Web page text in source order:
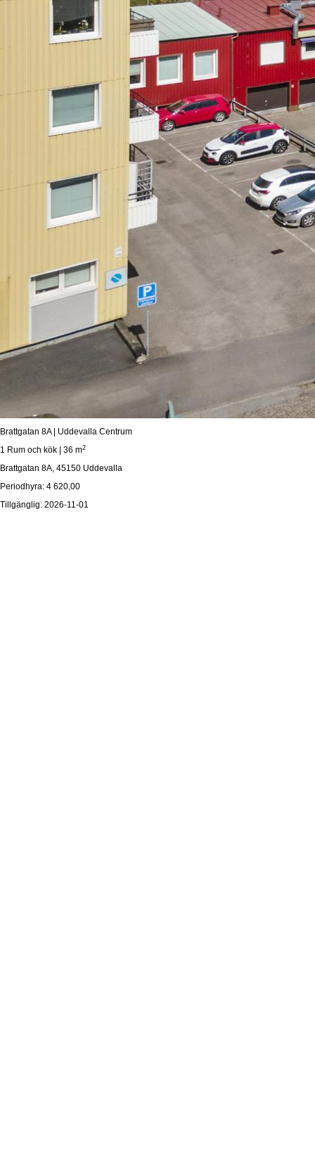
Brattgatan 8A | Uddevalla Centrum
1 Rum och kök | 36 m2
Brattgatan 8A, 45150 Uddevalla
Periodhyra: 4 620,00
Tillgänglig: 2026-11-01